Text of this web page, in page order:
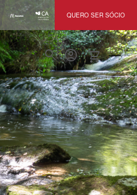
QUERO SER SÓCIO
search account_circle shopping_cart